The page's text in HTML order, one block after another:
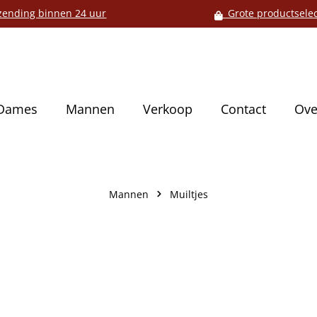
binnen 24 uur Grote
Mannen Verkoop Contact
Mannen Muiltjes